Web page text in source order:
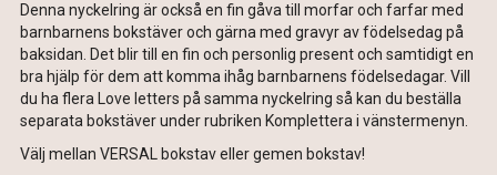
Denna nyckelring är också en fin gåva till morfar och farfar med
barnbarnens bokstäver och gärna med gravyr av födelsedag på
baksidan. Det blir till en fin och personlig present och samtidigt en
bra hjälp för dem att komma ihåg barnbarnens födelsedagar. Vill
du ha flera Love letters på samma nyckelring så kan du beställa
separata bokstäver under rubriken Komplettera i vänstermenyn.
Välj mellan VERSAL bokstav eller gemen bokstav!